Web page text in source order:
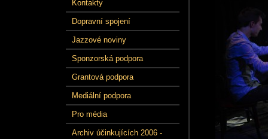
Kontakty
Dopravní spojení
Jazzové noviny
Sponzorská podpora
Grantová podpora
Mediální podpora
Pro média
Archiv účinkujících 2006 -